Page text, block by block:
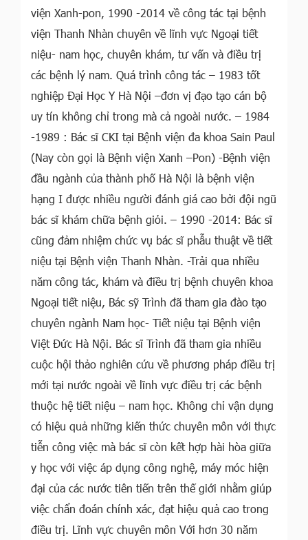
viện Xanh-pon, 1990 -2014 về công tác tại bệnh
viện Thanh Nhàn chuyên về lĩnh vực Ngoại tiết
niệu- nam học, chuyên khám, tư vấn và điều trị
các bệnh lý nam. Quá trình công tác – 1983 tốt
nghiệp Đại Học Y Hà Nội –đơn vị đạo tạo cán bộ
uy tín không chỉ trong mà cả ngoài nước. – 1984
-1989 : Bác sĩ CKI tại Bệnh viện đa khoa Sain Paul
(Nay còn gọi là Bệnh viện Xanh –Pon) -Bệnh viện
đầu ngành của thành phố Hà Nội là bệnh viện
hạng I được nhiều người đánh giá cao bởi đội ngũ
bác sĩ khám chữa bệnh giỏi. – 1990 -2014: Bác sĩ
cũng đảm nhiệm chức vụ bác sĩ phẫu thuật về tiết
niệu tại Bệnh viện Thanh Nhàn. -Trải qua nhiều
năm công tác, khám và điều trị bệnh chuyên khoa
Ngoại tiết niệu, Bác sỹ Trình đã tham gia đào tạo
chuyên ngành Nam học- Tiết niệu tại Bệnh viện
Việt Đức Hà Nội. Bác sĩ Trình đã tham gia nhiều
cuộc hội thảo nghiên cứu về phương pháp điều trị
mới tại nước ngoài về lĩnh vực điều trị các bệnh
thuộc hệ tiết niệu – nam học. Không chỉ vận dụng
có hiệu quả những kiến thức chuyên môn với thực
tiễn công việc mà bác sĩ còn kết hợp hài hòa giữa
y học với việc áp dụng công nghệ, máy móc hiện
đại của các nước tiên tiến trên thế giới nhằm giúp
việc chẩn đoán chính xác, đạt hiệu quả cao trong
điều trị. Lĩnh vực chuyên môn Với hơn 30 năm